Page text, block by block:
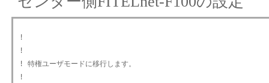
!
!
! 特権ユーザモードに移行します。
!